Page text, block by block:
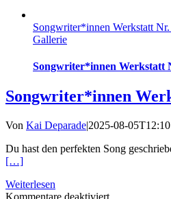
Basics
Songwriter*innen Werkstatt
Gallerie
Songwriter*innen Werkstatt
Songwriter*innen
Von Kai Deparade|2025-08-
Du hast den perfekten Song
[…]
Weiterlesen
für